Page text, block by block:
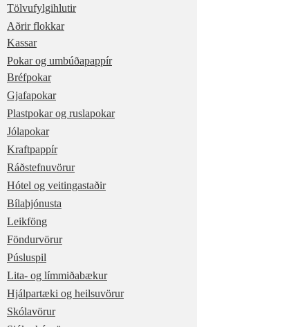
Tölvufylgihlutir
Aðrir flokkar
Kassar
Pokar og umbúðapappír
Bréfpokar
Gjafapokar
Plastpokar og ruslapokar
Jólapokar
Kraftpappír
Ráðstefnuvörur
Hótel og veitingastaðir
Bílaþjónusta
Leikföng
Föndurvörur
Púsluspil
Lita- og límmiðabækur
Hjálpartæki og heilsuvörur
Skólavörur